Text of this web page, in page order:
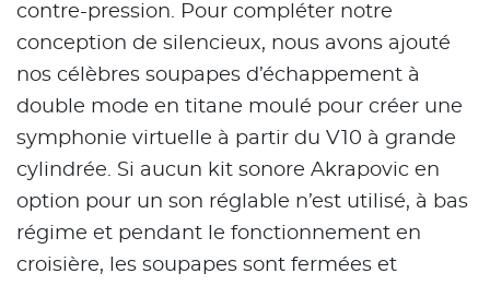
contre-pression. Pour compléter notre
conception de silencieux, nous avons ajouté
nos célèbres soupapes d’échappement à
double mode en titane moulé pour créer une
symphonie virtuelle à partir du V10 à grande
cylindrée. Si aucun kit sonore Akrapovic en
option pour un son réglable n’est utilisé, à bas
régime et pendant le fonctionnement en
croisière, les soupapes sont fermées et